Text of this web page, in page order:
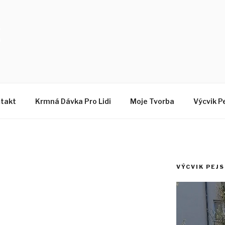
Krmná Dávka Pro Lidi Moje Tvorba Výcvik
VÝCVIK
Video
přehrávač